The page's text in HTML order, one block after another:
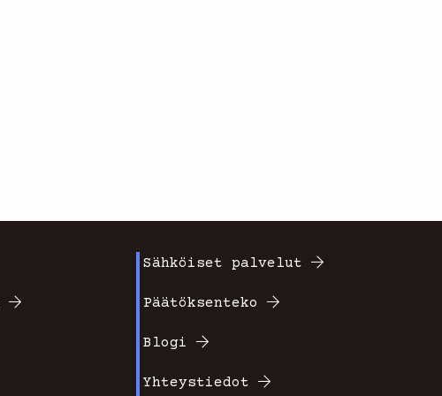
Footer
valikko
2
Sähköiset palvelut
Päätöksenteko
Blogi
Yhteystiedot